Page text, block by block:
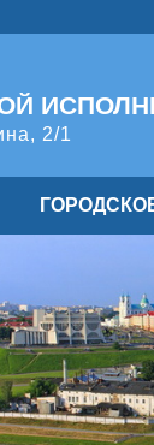
2/1